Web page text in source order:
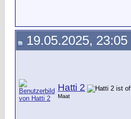
19.05.2025, 23:05
Hatti 2
Maat